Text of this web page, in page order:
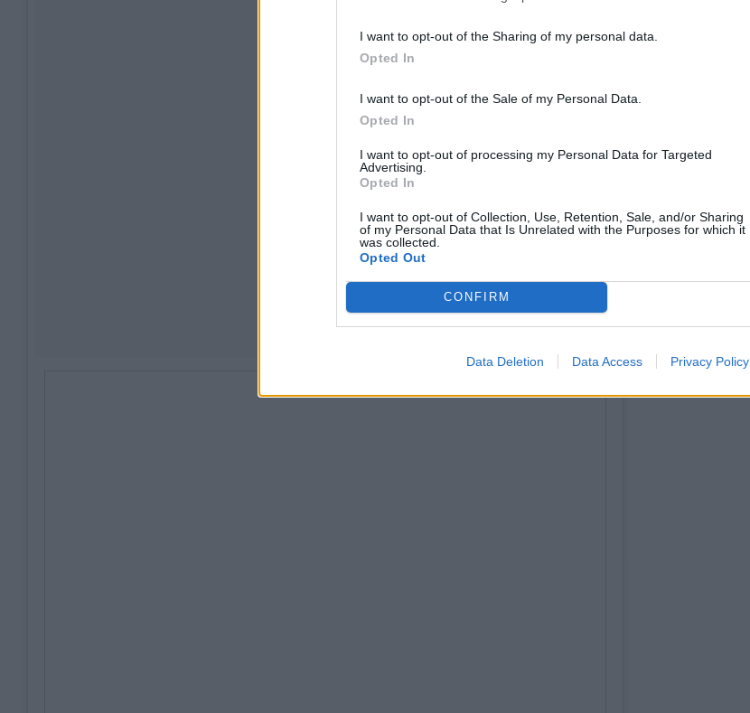
I want to opt-out of the Sharing of my personal data.
Opted In
I want to opt-out of the Sale of my Personal Data.
Opted In
I want to opt-out of processing my Personal Data for Targeted
Advertising.
Opted In
I want to opt-out of Collection, Use, Retention, Sale, and/or Sharing
of my Personal Data that Is Unrelated with the Purposes for which it
was collected.
Opted Out
CONFIRM
Data Deletion Data Access Privacy Policy